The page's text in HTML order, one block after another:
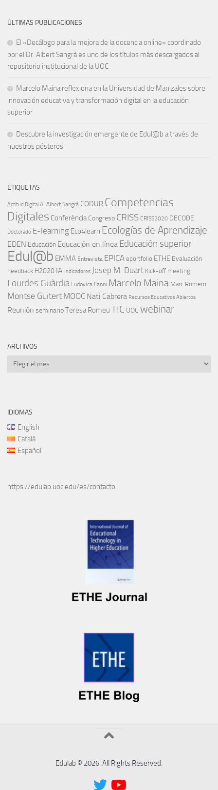
ÚLTIMAS PUBLICACIONES
El «Decálogo para la mejora de la docencia online» coordinado
por el Dr. Albert Sangrà es uno de los títulos más descargados al
repositorio institucional de la UOC
Marcelo Maina reflexiona en la Universidad de Manizales sobre
innovación educativa y transformación digital en la educación
superior
Descubre la investigación emergente de Edul@b a través de
nuestros pósteres
ETIQUETAS
Actitud Digital AI Albert Sangrà CODUR Competencias
Digitales Conferència Congreso CRISS CRISS2020 DECODE
Doctorado E-learning Eco4learn Ecologías de Aprendizaje
EDEN Educación Educación en línea Educación superior
Edul@b EMMA Entrevista EPICA eportfolio ETHE Evaluación
Feedback H2020 IA Indicadores Josep M. Duart Kick-off meeting
Lourdes Guàrdia Ludovica Fanni Marcelo Maina Marc Romero
Montse Guitert MOOC Nati Cabrera Recursos Educativos Abiertos
Reunión seminarioTeresa Romeu TIC UOC webinar
ARCHIVOS
Archivos
IDIOMAS
English
Català
Español
https://edulab.uoc.edu/es/contacto
Edulab © 2026. All Rights Reserved.